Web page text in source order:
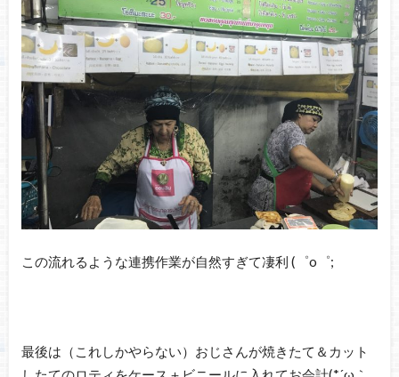
この流れるような連携作業が自然すぎて凄利 (゜o゜;
最後は（これしかやらない）おじさんが焼きたて＆カット